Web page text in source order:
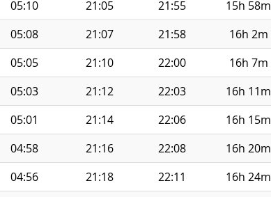
05:10 21:05 21:55
15h 58m
05:08 21:07 21:58
16h 2m
05:05 21:10 22:00
16h 7m
05:03 21:12 22:03
16h 11m
05:01 21:14 22:06
16h 15m
04:58 21:16 22:08
16h 20m
04:56 21:18 22:11
16h 24m